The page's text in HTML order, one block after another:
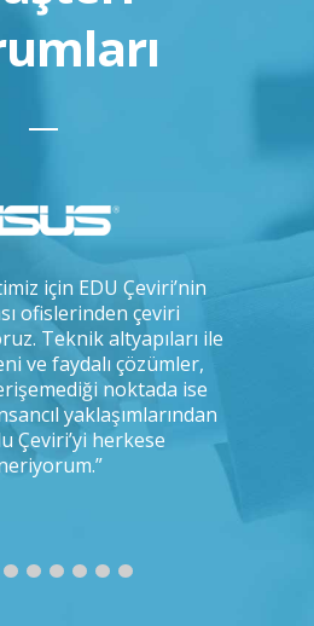
için EDU Çeviri’nin
ofislerinden çeviri
Teknik altyapıları ile
ve faydalı çözümler,
noktada ise
yaklaşımlarından
Çeviri’yi herkese
“IKEA